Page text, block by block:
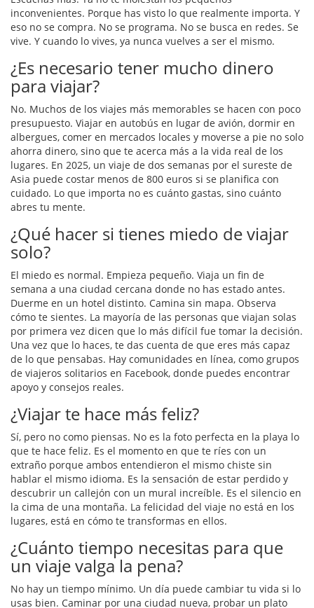
inconvenientes. Porque has visto lo que realmente importa. Y
eso no se compra. No se programa. No se busca en redes. Se
vive. Y cuando lo vives, ya nunca vuelves a ser el mismo.
¿Es necesario tener mucho dinero
para viajar?
No. Muchos de los viajes más memorables se hacen con poco
presupuesto. Viajar en autobús en lugar de avión, dormir en
albergues, comer en mercados locales y moverse a pie no solo
ahorra dinero, sino que te acerca más a la vida real de los
lugares. En 2025, un viaje de dos semanas por el sureste de
Asia puede costar menos de 800 euros si se planifica con
cuidado. Lo que importa no es cuánto gastas, sino cuánto
abres tu mente.
¿Qué hacer si tienes miedo de viajar
solo?
El miedo es normal. Empieza pequeño. Viaja un fin de
semana a una ciudad cercana donde no has estado antes.
Duerme en un hotel distinto. Camina sin mapa. Observa
cómo te sientes. La mayoría de las personas que viajan solas
por primera vez dicen que lo más difícil fue tomar la decisión.
Una vez que lo haces, te das cuenta de que eres más capaz
de lo que pensabas. Hay comunidades en línea, como grupos
de viajeros solitarios en Facebook, donde puedes encontrar
apoyo y consejos reales.
¿Viajar te hace más feliz?
Sí, pero no como piensas. No es la foto perfecta en la playa lo
que te hace feliz. Es el momento en que te ríes con un
extraño porque ambos entendieron el mismo chiste sin
hablar el mismo idioma. Es la sensación de estar perdido y
descubrir un callejón con un mural increíble. Es el silencio en
la cima de una montaña. La felicidad del viaje no está en los
lugares, está en cómo te transformas en ellos.
¿Cuánto tiempo necesitas para que
un viaje valga la pena?
No hay un tiempo mínimo. Un día puede cambiar tu vida si lo
usas bien. Caminar por una ciudad nueva, probar un plato